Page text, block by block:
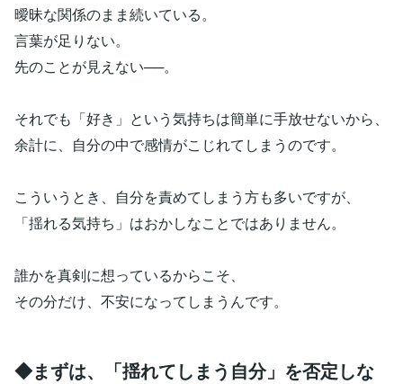
曖昧な関係のまま続いている。
言葉が足りない。
先のことが見えない──。
それでも「好き」という気持ちは簡単に手放せないから、
余計に、自分の中で感情がこじれてしまうのです。
こういうとき、自分を責めてしまう方も多いですが、
「揺れる気持ち」はおかしなことではありません。
誰かを真剣に想っているからこそ、
その分だけ、不安になってしまうんです。
◆まずは、「揺れてしまう自分」を否定しな